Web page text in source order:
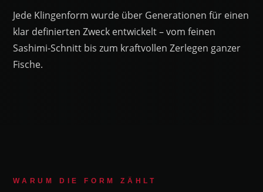
Jede Klingenform wurde über Generationen für einen
klar definierten Zweck entwickelt – vom feinen
Sashimi-Schnitt bis zum kraftvollen Zerlegen ganzer
Fische.
WARUM DIE FORM ZÄHLT